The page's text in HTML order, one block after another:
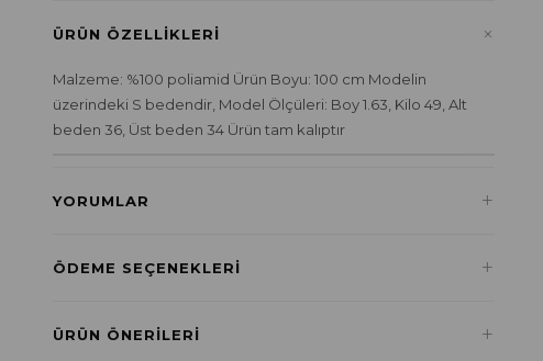
ÜRÜN ÖZELLIKLERI +
Malzeme: %100 poliamid Ürün Boyu: 100 cm Modelin
üzerindeki S bedendir, Model Ölçüleri: Boy 1.63, Kilo 49, Alt
beden 36, Üst beden 34 Ürün tam kalıptır
YORUMLAR +
ÖDEME SEÇENEKLERI +
Havale ile Ödeme
ÜRÜN ÖNERILERI +